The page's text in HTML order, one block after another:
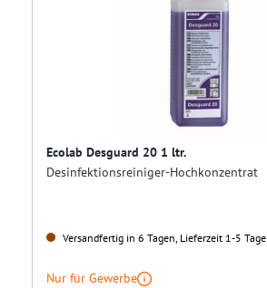
Ecolab Desguard 20 1 ltr.
Desinfektionsreiniger-Hochkonzentrat
Versandfertig in 6 Tagen, Lieferzeit 1-5 Tage
Nur für Gewerbe